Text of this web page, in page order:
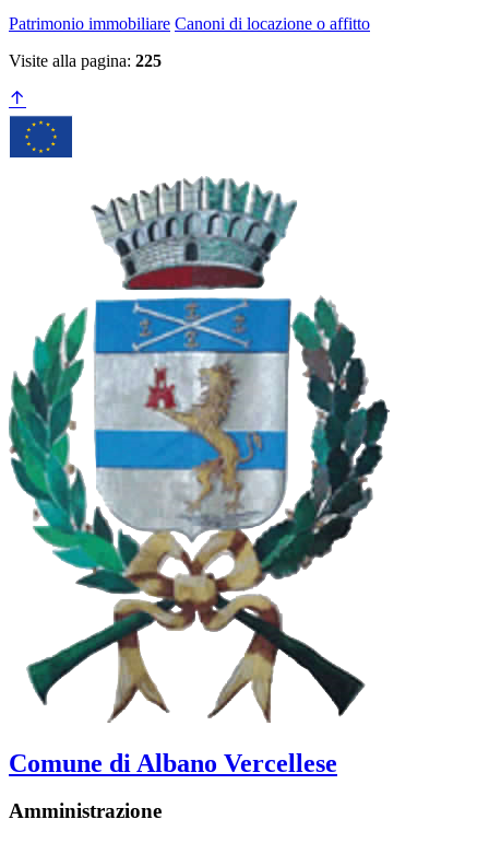
Patrimonio immobiliare Canoni di locazione o affitto
Visite alla pagina: 225
Comune di Albano Vercellese
Amministrazione